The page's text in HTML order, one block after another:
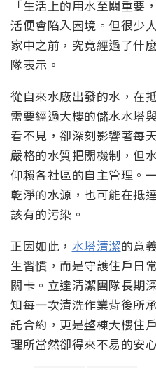
「生活上的用水至關重要
活便會陷入困境。但很少
家中之前，究竟經過了什
隊表示。
從自來水廠出發的水，在
需要經過大樓的儲水水塔
看不見，卻深刻影響著每
嚴格的水質把關機制，但
仰賴各社區的自主管理。
乾淨的水源，也可能在抵
該有的污染。
正因如此， 水塔清潔的意
生習慣，而是守護住戶日
關卡。立達清潔團隊長期
知每一次清洗作業背後所
託合約，更是整棟大樓住
理所當然卻得來不易的安